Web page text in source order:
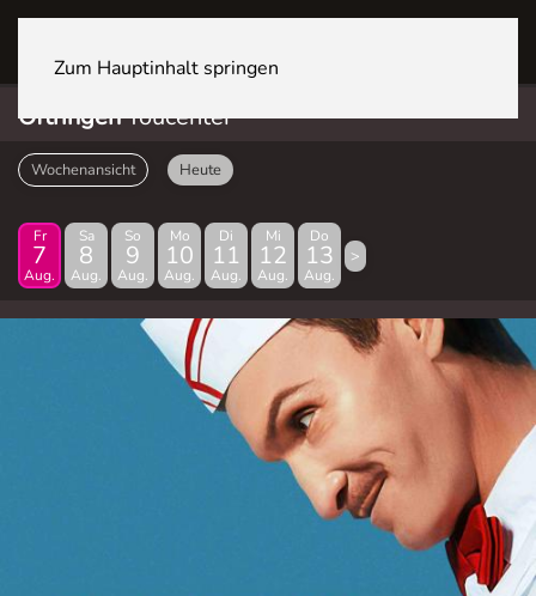
Zum Hauptinhalt springen
OftringenYoucenter
Wochenansicht Heute
Fr
7
Aug.
Sa
8
Aug.
So
9
Aug.
Mo
10
Aug.
Di
11
Aug.
Mi
12
Aug.
Do
13
Aug.
>